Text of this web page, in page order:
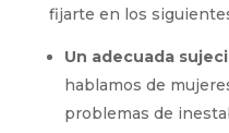
fijarte en los
Un adecuada
hablamos de
problemas de